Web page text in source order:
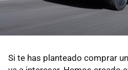
Si te has planteado comprar